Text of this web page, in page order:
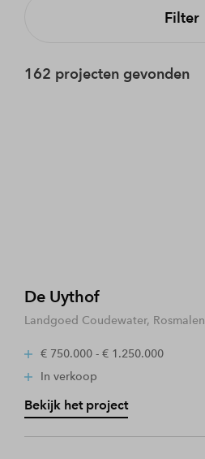
Filter
162 projecten gevonden
De Uythof
Landgoed Coudewater, Rosmalen
€ 750.000 - € 1.250.000
In verkoop
Bekijk het project